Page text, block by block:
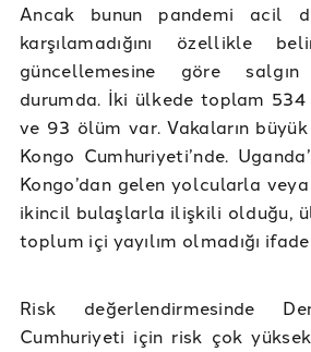
Ancak bunun pandemi acil
karşılamadığını özellikle
güncellemesine göre
durumda. İki ülkede toplam 534
ve 93 ölüm var. Vakaların büyük
Kongo Cumhuriyeti’nde.
Kongo’dan gelen yolcularla
ikincil bulaşlarla ilişkili olduğu,
toplum içi yayılım olmadığı
Risk değerlendirmesinde
Cumhuriyeti için risk çok